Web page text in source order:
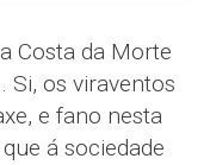
Costa da Morte
Si, os viraventos
e fano nesta
á sociedade